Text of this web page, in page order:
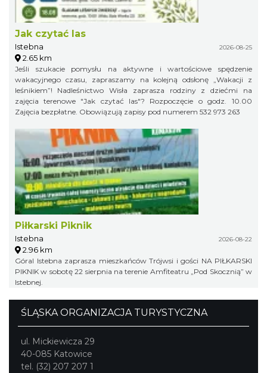
Jak czytać las
Istebna 2026-08-25
2.65 km
Jeśli szukacie pomysłu na aktywne i wartościowe spędzenie
wakacyjnego czasu, zapraszamy na kolejną odsłonę „Wakacji z
leśnikiem”! Nadleśnictwo Wisła zaprasza rodziny z dziećmi na
zajęcia terenowe "Jak czytać las"? Rozpoczęcie o godz. 10.00
Zajęcia bezpłatne. Obowiązują zapisy pod numerem 532 973 263
Piłkarski Piknik
Istebna 2026-08-22
2.96 km
Góral Istebna zaprasza mieszkańców Trójwsi i gości NA PIŁKARSKI
PIKNIK w sobotę 22 sierpnia na terenie Amfiteatru „Pod Skocznią” w
Istebnej.
ŚLĄSKA ORGANIZACJA TURYSTYCZNA
ul. Mickiewicza 29
40-085 Katowice
tel. (32) 207 207 1